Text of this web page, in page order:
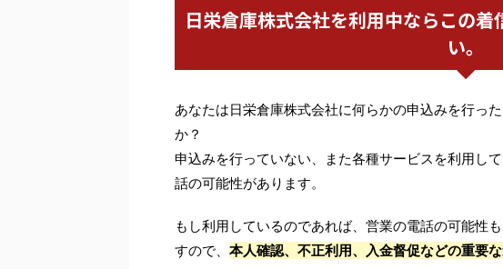
日栄倉庫株式会社を利用中ならこの
い。
あなたは日栄倉庫株式会社に何らかの申込みを行っ
か？
申込みを行っていない、また各種サービスを利用し
話の可能性があります。
もし利用しているのであれば、営業の電話の可能性
すので、 本人確認、不正利用、入金督促などの重要